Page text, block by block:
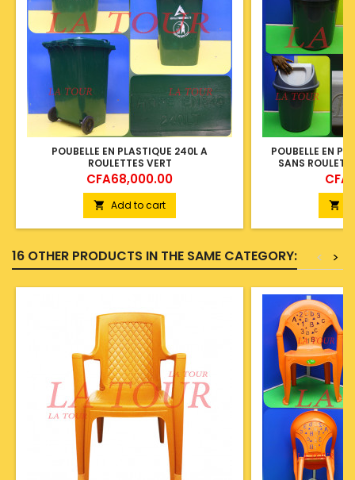
POUBELLE EN PLASTIQUE 240L A
ROULETTES VERT
Price
CFA68,000.00
 Add to cart
POUBELLE EN
SANS
Price

16 OTHER PRODUCTS IN THE SAME CATEGORY: >
<